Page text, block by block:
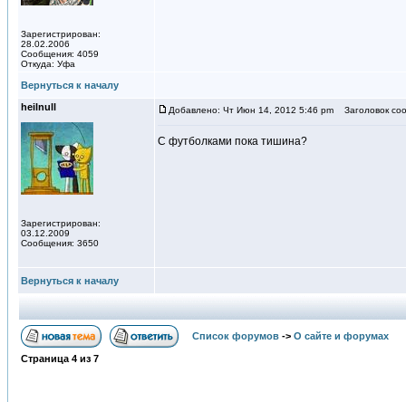
Зарегистрирован:
28.02.2006
Сообщения: 4059
Откуда: Уфа
Вернуться к началу
heilnull
Зарегистрирован:
03.12.2009
Сообщения: 3650
Добавлено: Чт Июн 14, 2012 5:46 pm Заголовок
С футболками пока тишина?
Вернуться к началу
Список форумов -> О сайте и форумах
Страница 4 из 7